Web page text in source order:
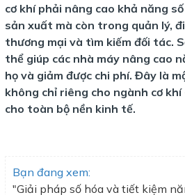
cơ khí phải nâng cao khả năng
sản xuất mà còn trong quản lý,
thương mại và tìm kiếm đối tác.
thể giúp các nhà máy nâng cao
họ và giảm được chi phí. Đây là
không chỉ riêng cho ngành cơ
cho toàn bộ nền kinh tế.
Bạn đang xem: